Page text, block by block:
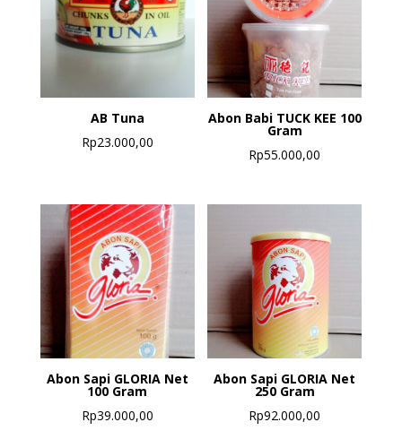
AB Tuna
Rp23.000,00
Abon Babi TUCK KEE 100
Gram
Rp55.000,00
Abon Sapi GLORIA Net
100 Gram
Rp39.000,00
Abon Sapi GLORIA Net
250 Gram
Rp92.000,00